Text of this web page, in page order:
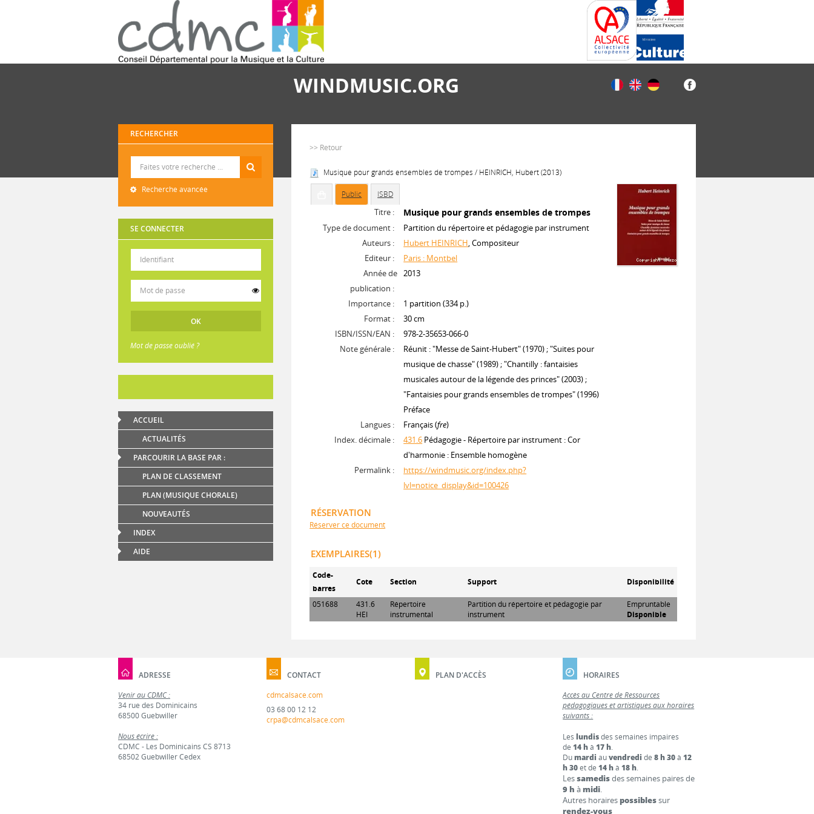
WINDMUSIC.ORG
RECHERCHER
Recherche avancée
SE CONNECTER
Mot de passe oublié ?
ACCUEIL
ACTUALITÉS
PARCOURIR LA BASE PAR :
PLAN DE CLASSEMENT
PLAN (MUSIQUE CHORALE)
NOUVEAUTÉS
INDEX
AIDE
>> Retour
Musique pour grands ensembles de trompes / HEINRICH, Hubert (2013)
Public ISBD
Titre : Musique pour grands ensembles de trompes
Type de document :
Partition du répertoire et pédagogie par instrument
Auteurs :
Hubert HEINRICH, Compositeur
Editeur :
Paris : Montbel
Année de
publication :
2013
Importance :
1 partition (334 p.)
Format :
30 cm
ISBN/ISSN/EAN :
978-2-35653-066-0
Note générale :
Réunit : "Messe de Saint-Hubert" (1970) ; "Suites pour
musique de chasse" (1989) ; "Chantilly : fantaisies
musicales autour de la légende des princes" (2003) ;
"Fantaisies pour grands ensembles de trompes" (1996)
Préface
Langues :
Français (fre)
Index. décimale :
431.6 Pédagogie - Répertoire par instrument : Cor
d'harmonie : Ensemble homogène
Permalink :
https://windmusic.org/index.php?
lvl=notice_display&id=100426
RÉSERVATION
Réserver ce document
EXEMPLAIRES(1)
Code-
barres
Cote Section Support Disponibilité
051688
431.6
HEI
Répertoire
instrumental
Partition du répertoire et pédagogie par
instrument
Empruntable
Disponible
ADRESSE
Venir au CDMC :
34 rue des Dominicains
68500 Guebwiller
Nous écrire :
CDMC - Les Dominicains CS 8713
68502 Guebwiller Cedex
CONTACT
cdmcalsace.com
03 68 00 12 12
crpa@cdmcalsace.com
PLAN D'ACCÈS
HORAIRES
Accès au Centre de Ressources
pédagogiques et artistiques aux horaires
suivants :
Leslundisdes semaines impaires
de14 hà17 h.
Dumardi auvendredi de8 h 30à12
h 30et de14 hà18 h.
Lessamedisdes semaines paires de
9 h à midi.
Autres horaires possiblessur
rendez-vous